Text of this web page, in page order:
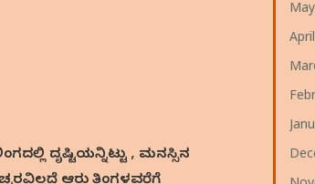
ದೃಷ್ಟಿಯನ್ನಿಟ್ಟು , ಮನಸ್ಸಿನ